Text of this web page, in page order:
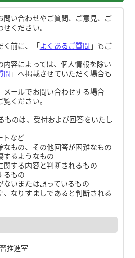
問い合わせやご質問、ご意見、ご
ください。
く前に、「よくあるご質問 」もご
容によっては、個人情報を除い
問 」へ掲載させていただく場合も
ールでお問い合わせする場合
覧ください。
ものは、受付および回答をいたし
トなど
なもの、その他回答が困難なもの
するようなもの
関する内容と判断されるもの
るもの
ないまたは誤っているもの
、なりすましであると判断される
推進室